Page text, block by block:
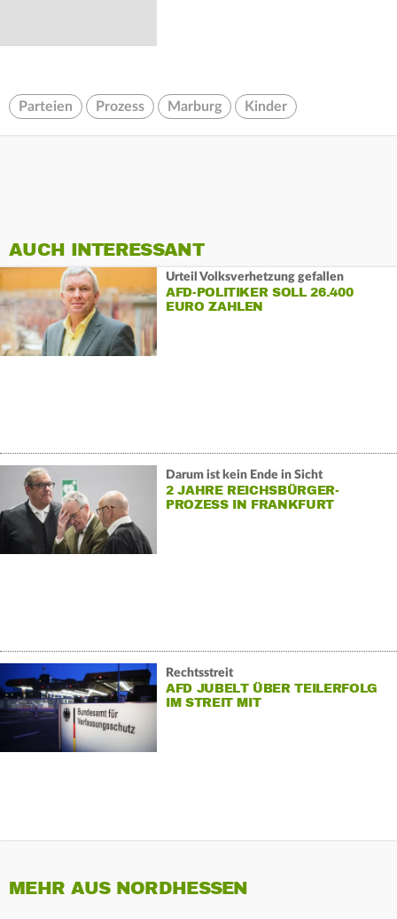
Parteien Prozess Marburg Kinder
AUCH INTERESSANT
Urteil Volksverhetzung gefallen
AFD-POLITIKER SOLL 26.400
EURO ZAHLEN
Darum ist kein Ende in Sicht
2 JAHRE REICHSBÜRGER-
PROZESS IN FRANKFURT
Rechtsstreit
AFD JUBELT ÜBER TEILERFOLG
IM STREIT MIT
MEHR AUS NORDHESSEN